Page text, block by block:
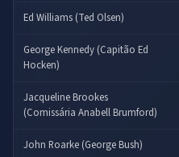
Ed Williams (Ted Olsen)
George Kennedy (Capitão Ed
Hocken)
Jacqueline Brookes
(Comissária Anabell Brumford)
John Roarke (George Bush)